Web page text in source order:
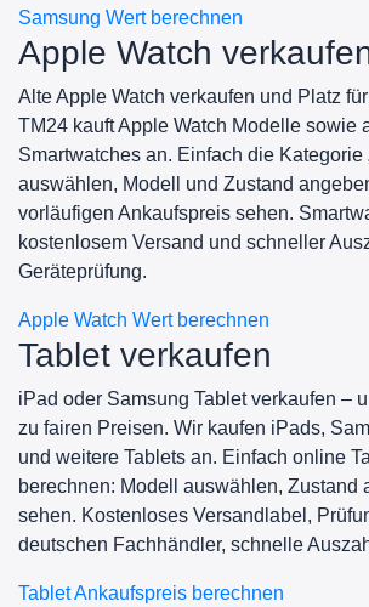
Samsung Wert berechnen
Apple Watch
Alte Apple Watch verkaufen und Platz
TM24 kauft Apple Watch Modelle sowie
Smartwatches an. Einfach die Kategorie
auswählen, Modell und Zustand
vorläufigen Ankaufspreis sehen.
kostenlosem Versand und schneller
Geräteprüfung.
Apple Watch Wert berechnen
Tablet verkaufen
iPad oder Samsung Tablet verkaufen –
zu fairen Preisen. Wir kaufen iPads,
und weitere Tablets an. Einfach online
berechnen: Modell auswählen, Zustand
sehen. Kostenloses Versandlabel,
deutschen Fachhändler, schnelle
Tablet Ankaufspreis berechnen